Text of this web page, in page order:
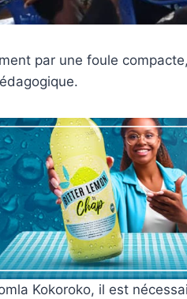
par une foule
Kokoroko, il est